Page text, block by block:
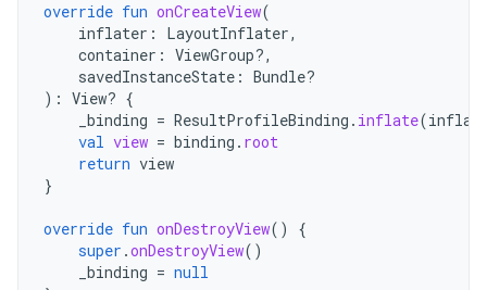
override fun onCreateView(
inflater : LayoutInflater,
container : ViewGroup?,
savedInstanceState : Bundle?
): View? {
_binding = ResultProfileBinding . inflate(
val view = binding . root
return view
}
override fun onDestroyView()
{
super .onDestroyView()
_binding = null